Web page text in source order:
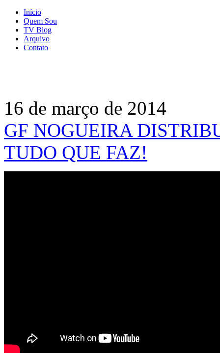
Início
Quem Sou
TV Blog
Arquivo
Contato
16 de março de 2014
GF NOGUEIRA
TUDO QUE FAZ!